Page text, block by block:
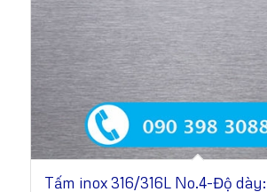
Tấm inox 316/316L No.4-Độ